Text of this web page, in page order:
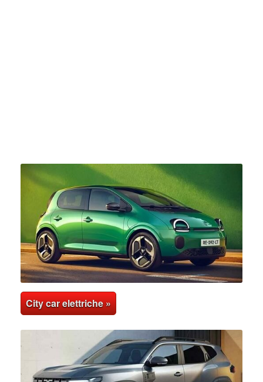
City car elettriche »